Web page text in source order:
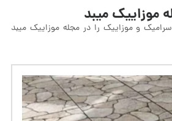
موزاییک میبد
و موزاییک را در مجله موزاییک میبد